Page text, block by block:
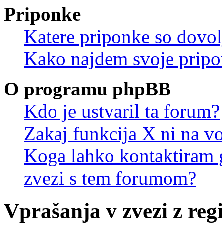
Priponke
Katere priponke so
Kako najdem svoje
O programu phpBB
Kdo je ustvaril ta forum?
Zakaj funkcija X ni na
Koga lahko kontaktiram
zvezi s tem forumom?
Vprašanja v zvezi z